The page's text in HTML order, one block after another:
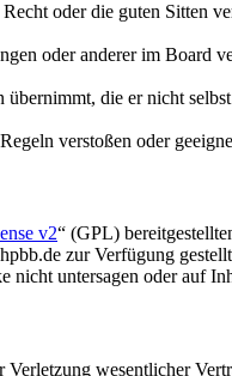
oder die guten Sitten
oder anderer im
die er nicht
verstoßen oder
v2“ (GPL)
zur Verfügung
untersagen oder auf
wesentlicher